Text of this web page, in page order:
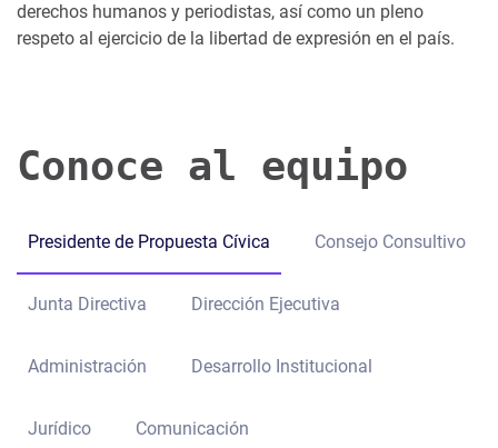
derechos humanos y periodistas, así como un pleno
respeto al ejercicio de la libertad de expresión en el país.
Conoce al equipo
Presidente de Propuesta Cívica Consejo Consultivo
Junta Directiva Dirección Ejecutiva
Administración Desarrollo Institucional
Jurídico Comunicación